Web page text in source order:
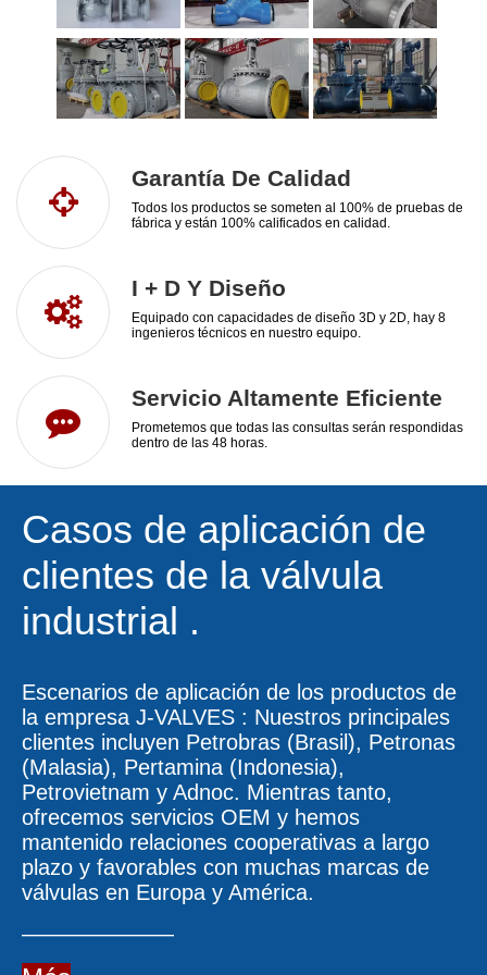
Garantía De Calidad
Todos los productos se someten al 100% de pruebas de
fábrica y están 100% calificados en calidad.
I + D Y Diseño
Equipado con capacidades de diseño 3D y 2D, hay 8
ingenieros técnicos en nuestro equipo.
Servicio Altamente Eficiente
Prometemos que todas las consultas serán respondidas
dentro de las 48 horas.
Casos de aplicación de
clientes de la válvula
industrial .
Escenarios de aplicación de los productos de
la empresa J-VALVES : Nuestros principales
clientes incluyen Petrobras (Brasil), Petronas
(Malasia), Pertamina (Indonesia),
Petrovietnam y Adnoc. Mientras tanto,
ofrecemos servicios OEM y hemos
mantenido relaciones cooperativas a largo
plazo y favorables con muchas marcas de
válvulas en Europa y América.
———————